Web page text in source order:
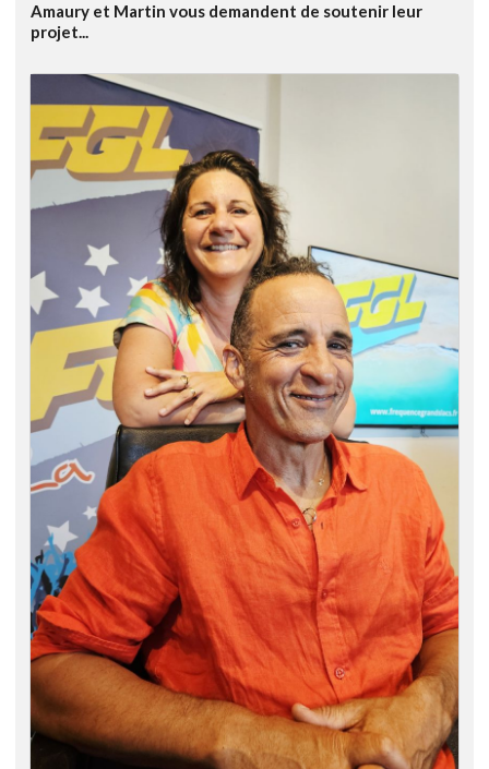
Amaury et Martin vous demandent de soutenir leur
projet...